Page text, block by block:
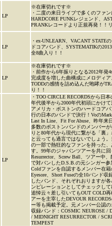
LP
※在庫切れです※
・二度の来日ライブで多くのファ
HARDCORE PUNKレジェンド、
PRANKレコードより正規再発！！
LP
・ex-UNLEARN、VACANT STATE
ドコアバンド、SYSTEMATIKの
全8曲入り！！
LP
※在庫切れです※
・前作から6年振りとなる2012年
完成度を増した曲構成にメロディ
TODDの感情を詰め込んだ咆哮が
り！！
LP
・TOO CIRCLE RECORDSから日
年代後半から2000年代初頭にかけ
アメリカ・ボストンのハードコア
行の日本のバンドで決行！Voの
Last In Line、Fit For Abuse、昨年
多数のボストンバンドのメンバー
りと80年代から現代に繋がる「裏
と云っても過言ではないでしょう
の一部で熱狂的なファンを持った
す。99年のジャパンツアーを共に
Resurrector、Screw Ball、ツアー中
で対バンしたD.S.B.の元シンガー参
Coldファンを自認するメンバー在籍
Eyesore、Short Fuseの全10バンド
したバンド、それぞれおりますが
ンピレーションとしてチェックし
追悼云々差し引いてもOUT COLD
アーを主宰したDEVOUR
ー等も掲載予定。元メンバー公認
収録バンド：COSMIC NEUROSE /
/ MIDNIGHT RESURRECTOR /
TEMPEST